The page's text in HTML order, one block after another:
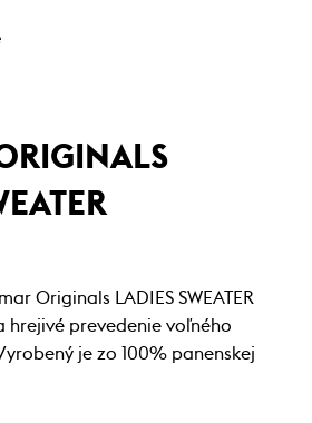
Originals LADIES SWEATER
hrejivé prevedenie voľného
je zo 100% panenskej